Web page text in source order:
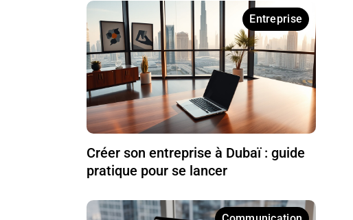
Entreprise
Créer son entreprise à Dubaï : guide
pratique pour se lancer